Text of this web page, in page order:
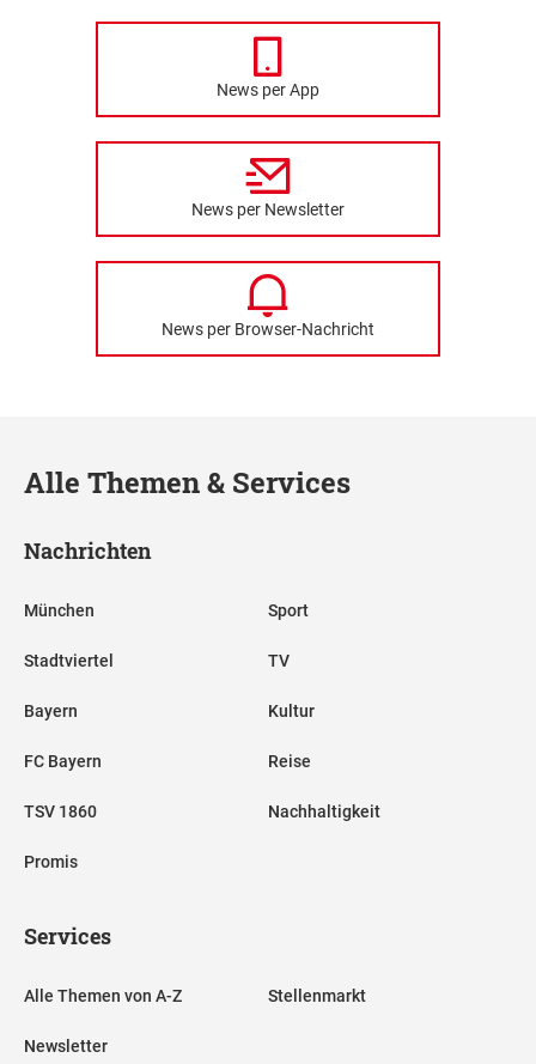
News per App
News per Newsletter
News per Browser-Nachricht
Alle Themen & Services
Nachrichten
München
Stadtviertel
Bayern
FC Bayern
TSV 1860
Promis
Sport
TV
Kultur
Reise
Nachhaltigkeit
Services
Alle Themen von A-Z
Newsletter
Stellenmarkt